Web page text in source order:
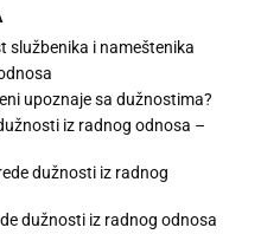
službenika i nameštenika
upoznaje sa dužnostima?
iz radnog odnosa –
dužnosti iz radnog
dužnosti iz radnog odnosa